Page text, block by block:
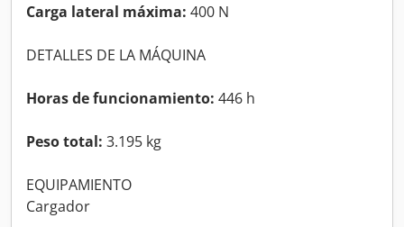
Carga lateral máxima: 400 N
DETALLES DE LA MÁQUINA
Horas de funcionamiento: 446 h
Peso total: 3.195 kg
EQUIPAMIENTO
Cargador